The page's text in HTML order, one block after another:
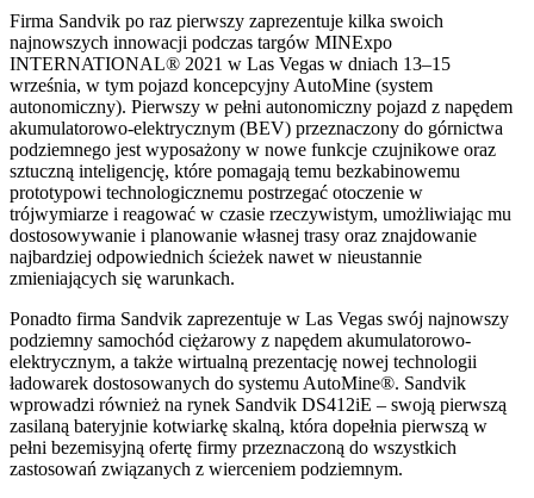
Firma Sandvik po raz pierwszy zaprezentuje kilka swoich
najnowszych innowacji podczas targów MINExpo
INTERNATIONAL® 2021 w Las Vegas w dniach 13–15
września, w tym pojazd koncepcyjny AutoMine (system
autonomiczny). Pierwszy w pełni autonomiczny pojazd z napędem
akumulatorowo-elektrycznym (BEV) przeznaczony do górnictwa
podziemnego jest wyposażony w nowe funkcje czujnikowe oraz
sztuczną inteligencję, które pomagają temu bezkabinowemu
prototypowi technologicznemu postrzegać otoczenie w
trójwymiarze i reagować w czasie rzeczywistym, umożliwiając mu
dostosowywanie i planowanie własnej trasy oraz znajdowanie
najbardziej odpowiednich ścieżek nawet w nieustannie
zmieniających się warunkach.
Ponadto firma Sandvik zaprezentuje w Las Vegas swój najnowszy
podziemny samochód ciężarowy z napędem akumulatorowo-
elektrycznym, a także wirtualną prezentację nowej technologii
ładowarek dostosowanych do systemu AutoMine®. Sandvik
wprowadzi również na rynek Sandvik DS412iE – swoją pierwszą
zasilaną bateryjnie kotwiarkę skalną, która dopełnia pierwszą w
pełni bezemisyjną ofertę firmy przeznaczoną do wszystkich
zastosowań związanych z wierceniem podziemnym.